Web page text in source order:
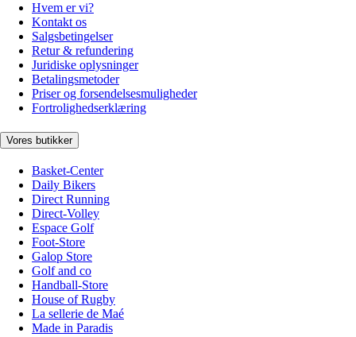
Hvem er vi?
Kontakt os
Salgsbetingelser
Retur & refundering
Juridiske oplysninger
Betalingsmetoder
Priser og forsendelsesmuligheder
Fortrolighedserklæring
Vores butikker
Basket-Center
Daily Bikers
Direct Running
Direct-Volley
Espace Golf
Foot-Store
Galop Store
Golf and co
Handball-Store
House of Rugby
La sellerie de Maé
Made in Paradis